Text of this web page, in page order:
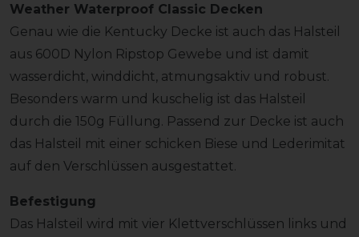
Weather Waterproof Classic Decken
Genau wie die Kentucky Decke ist auch das Halsteil
aus 600D Nylon Ripstop Gewebe und ist damit
wasserdicht, winddicht, atmungsaktiv und robust.
Besonders warm und kuschelig ist das Halsteil
durch die 150g Füllung. Passend zur Decke ist auch
das Halsteil mit einer schicken Biese und Lederimitat
auf den Verschlüssen ausgestattet.
Befestigung
Das Halsteil wird mit vier Klettverschlüssen links und